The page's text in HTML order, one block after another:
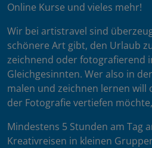
Online Kurse und vieles mehr!
Wir bei artistravel sind
schönere Art gibt, den Urlaub
zeichnend oder fotografierend
Gleichgesinnten. Wer also in
malen und zeichnen lernen will
der Fotografie vertiefen
Mindestens 5 Stunden am Tag
Kreativreisen in kleinen